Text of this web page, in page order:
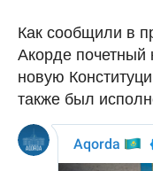
Как сообщили в
Акорде почетный
новую
также был